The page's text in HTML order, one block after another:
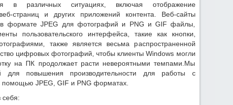
в различных ситуациях, включая отображение
страниц и других приложений контента. Веб-сайты
в формате JPEG для фотографий и PNG и GIF файлы,
пользовательского интерфейса, такие как кнопки,
также является весьма распространенной
цифровых фотографий, чтобы клиенты Windows могли
на ПК продолжает расти невероятными темпами.Мы
для повышения производительности для работы с
JPEG, GIF и PNG форматах.
себя: